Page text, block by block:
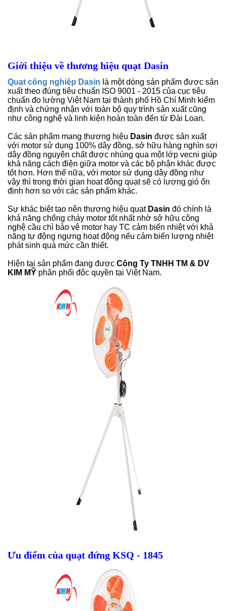
Giới thiệu về thương hiệu quạt Dasin
Quạt công nghiệp Dasin là một dòng sản phẩm đươc sản
xuất theo đúng tiêu chuẩn ISO 9001 - 2015 của cục tiêu
chuẩn đo lường Việt Nam tại thành phố Hồ Chí Minh kiểm
định và chứng nhận với toàn bộ quy trình sản xuất cũng
như công nghệ và linh kiện hoàn toàn đến từ Đài Loan.
Các sản phẩm mang thương hiệu Dasin được sản xuất
với motor sử dụng 100% dây đồng, sở hữu hàng nghìn sợi
dây đồng nguyên chất được nhúng qua một lớp vecni giúp
khả năng cách điện giữa motor và các bộ phận khác được
tốt hơn. Hơn thế nữa, với motor sử dụng dây đồng như
vậy thì trong thời gian hoạt động quạt sẽ có lượng gió ổn
định hơn so với các sản phẩm khác.
Sự khác biệt tạo nên thương hiệu quạt Dasin đó chính là
khả năng chống cháy motor tốt nhất nhờ sở hữu công
nghệ cầu chì bảo vệ motor hay TC cảm biến nhiệt với khả
năng tự động ngưng hoạt động nếu cảm biến lượng nhiệt
phát sinh quá mức cần thiết.
Hiện tại sản phẩm đang được Công Ty TNHH TM & DV
KIM MỸ phân phối độc quyền tại Việt Nam.
Ưu điểm của quạt đứng KSQ - 1845